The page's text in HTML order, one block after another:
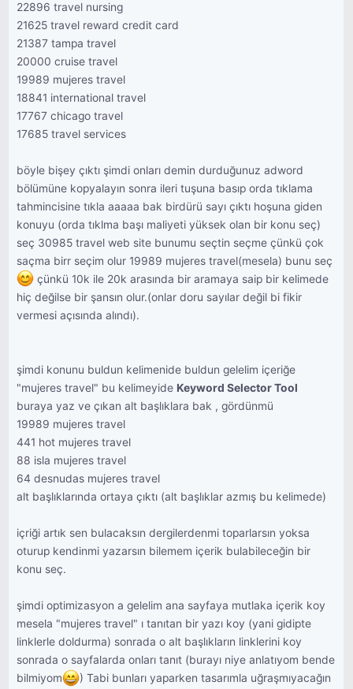
22896 travel nursing
21625 travel reward credit card
21387 tampa travel
20000 cruise travel
19989 mujeres travel
18841 international travel
17767 chicago travel
17685 travel services
böyle bişey çıktı şimdi onları demin durduğunuz adword
bölümüne kopyalayın sonra ileri tuşuna basıp orda tıklama
tahmincisine tıkla aaaaa bak birdürü sayı çıktı hoşuna giden
konuyu (orda tıklma başı maliyeti yüksek olan bir konu seç)
seç 30985 travel web site bunumu seçtin seçme çünkü çok
saçma birr seçim olur 19989 mujeres travel(mesela) bunu seç
çünkü 10k ile 20k arasında bir aramaya saip bir kelimede
hiç değilse bir şansın olur.(onlar doru sayılar değil bi fikir
vermesi açısında alındı).
şimdi konunu buldun kelimenide buldun gelelim içeriğe
"mujeres travel" bu kelimeyide Keyword Selector Tool
buraya yaz ve çıkan alt başlıklara bak , gördünmü
19989 mujeres travel
441 hot mujeres travel
88 isla mujeres travel
64 desnudas mujeres travel
alt başlıklarında ortaya çıktı (alt başlıklar azmış bu kelimede)
içriği artık sen bulacaksın dergilerdenmi toparlarsın yoksa
oturup kendinmi yazarsın bilemem içerik bulabileceğin bir
konu seç.
şimdi optimizasyon a gelelim ana sayfaya mutlaka içerik koy
mesela "mujeres travel" ı tanıtan bir yazı koy (yani gidipte
linklerle doldurma) sonrada o alt başlıkların linklerini koy
sonrada o sayfalarda onları tanıt (burayı niye anlatıyom bende
bilmiyom
) Tabi bunları yaparken tasarımla uğraşmıyacağın